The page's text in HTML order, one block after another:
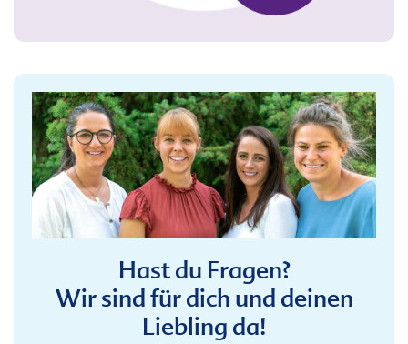
Hast du Fragen?
Wir sind für dich und deinen
Liebling da!